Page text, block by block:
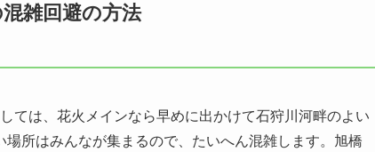
雑回避の方法
ては、花火メインなら早めに出かけて石狩川河畔のよい
所はみんなが集まるので、たいへん混雑します。旭橋